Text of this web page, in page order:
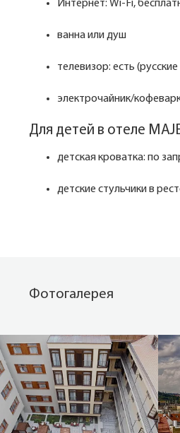
Интернет: Wi-Fi,
ванна или душ
телевизор: есть
электрочайник/
Для детей в отеле
детская кроватка: по
детские стульчики в
Фотогалерея